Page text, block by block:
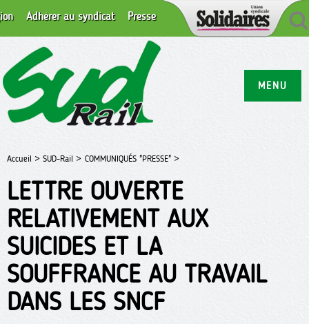
MENU
Adhérer au syndicat Presse
Accueil > SUD-Rail > COMMUNIQUÉS "PRESSE" >
LETTRE OUVERTE
RELATIVEMENT AUX
SUICIDES ET LA
SOUFFRANCE AU TRAVAIL
DANS LES SNCF